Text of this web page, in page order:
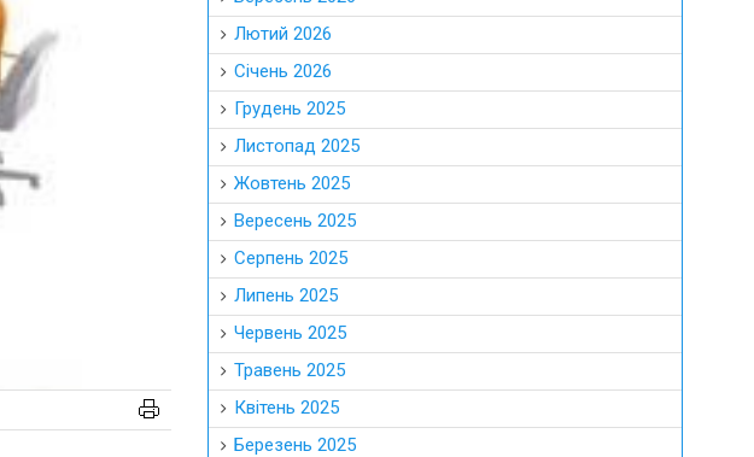
Лютий 2026
Січень 2026
Грудень 2025
Листопад 2025
Жовтень 2025
Вересень 2025
Серпень 2025
Липень 2025
Червень 2025
Травень 2025
Квітень 2025
Березень 2025